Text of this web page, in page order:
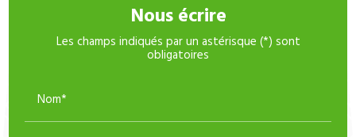
Nous écrire
Les champs indiqués par un astérisque (*) sont
obligatoires
Nom*